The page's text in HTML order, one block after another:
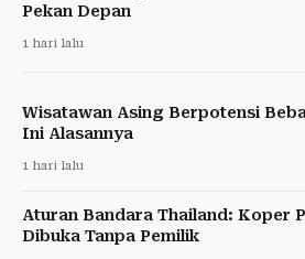
Pekan Depan
1 hari lalu
Wisatawan Asing Berpotensi
Ini Alasannya
1 hari lalu
Aturan Bandara Thailand: Koper
Dibuka Tanpa Pemilik